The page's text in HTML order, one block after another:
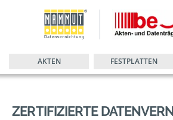
AKTEN FESTPLATTEN
ZERTIFIZIERTE